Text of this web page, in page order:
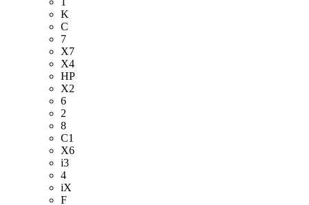
K
C
7
X7
X4
HP
X2
6
2
8
C1
X6
i3
4
iX
F